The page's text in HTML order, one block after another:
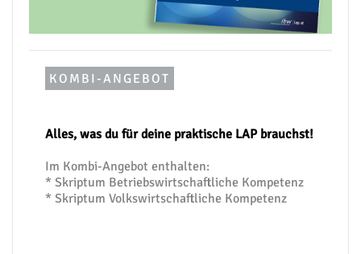
KOMBI-ANGEBOT
Alles, was du für deine praktische LAP brauchst!
Im Kombi-Angebot enthalten:
* Skriptum Betriebswirtschaftliche Kompetenz
* Skriptum Volkswirtschaftliche Kompetenz